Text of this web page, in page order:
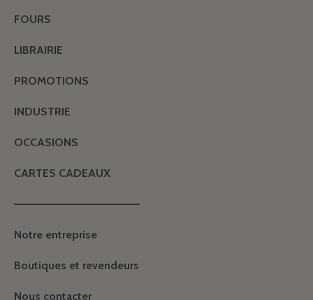
FOURS
LIBRAIRIE
PROMOTIONS
INDUSTRIE
OCCASIONS
CARTES CADEAUX
———————————————
Notre entreprise
Boutiques et revendeurs
Nous contacter